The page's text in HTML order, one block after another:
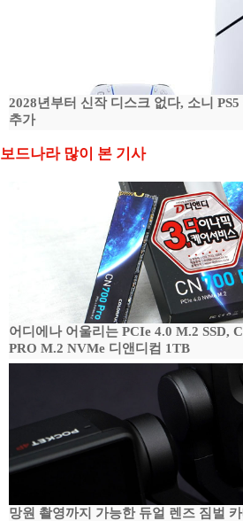
2028년부터 신작 디스크 없다, 소니
추가
보드나라 많이 본 기사
어디에나 어울리는 PCIe 4.0 M.2 SSD,
PRO M.2 NVMe 디앤디컴 1TB
망원 촬영까지 가능한 듀얼 렌즈 짐벌